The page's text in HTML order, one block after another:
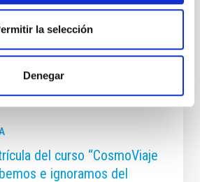
la selección
Denegar
relacionadas
del curso “CosmoViaje
e ignoramos del